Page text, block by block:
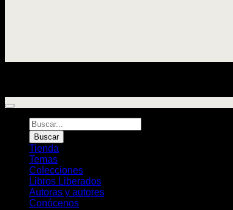
Búsqueda
de
Libros
Buscar
Tienda
Temas
Colecciones
Libros Liberados
Autoras y autores
Conócenos